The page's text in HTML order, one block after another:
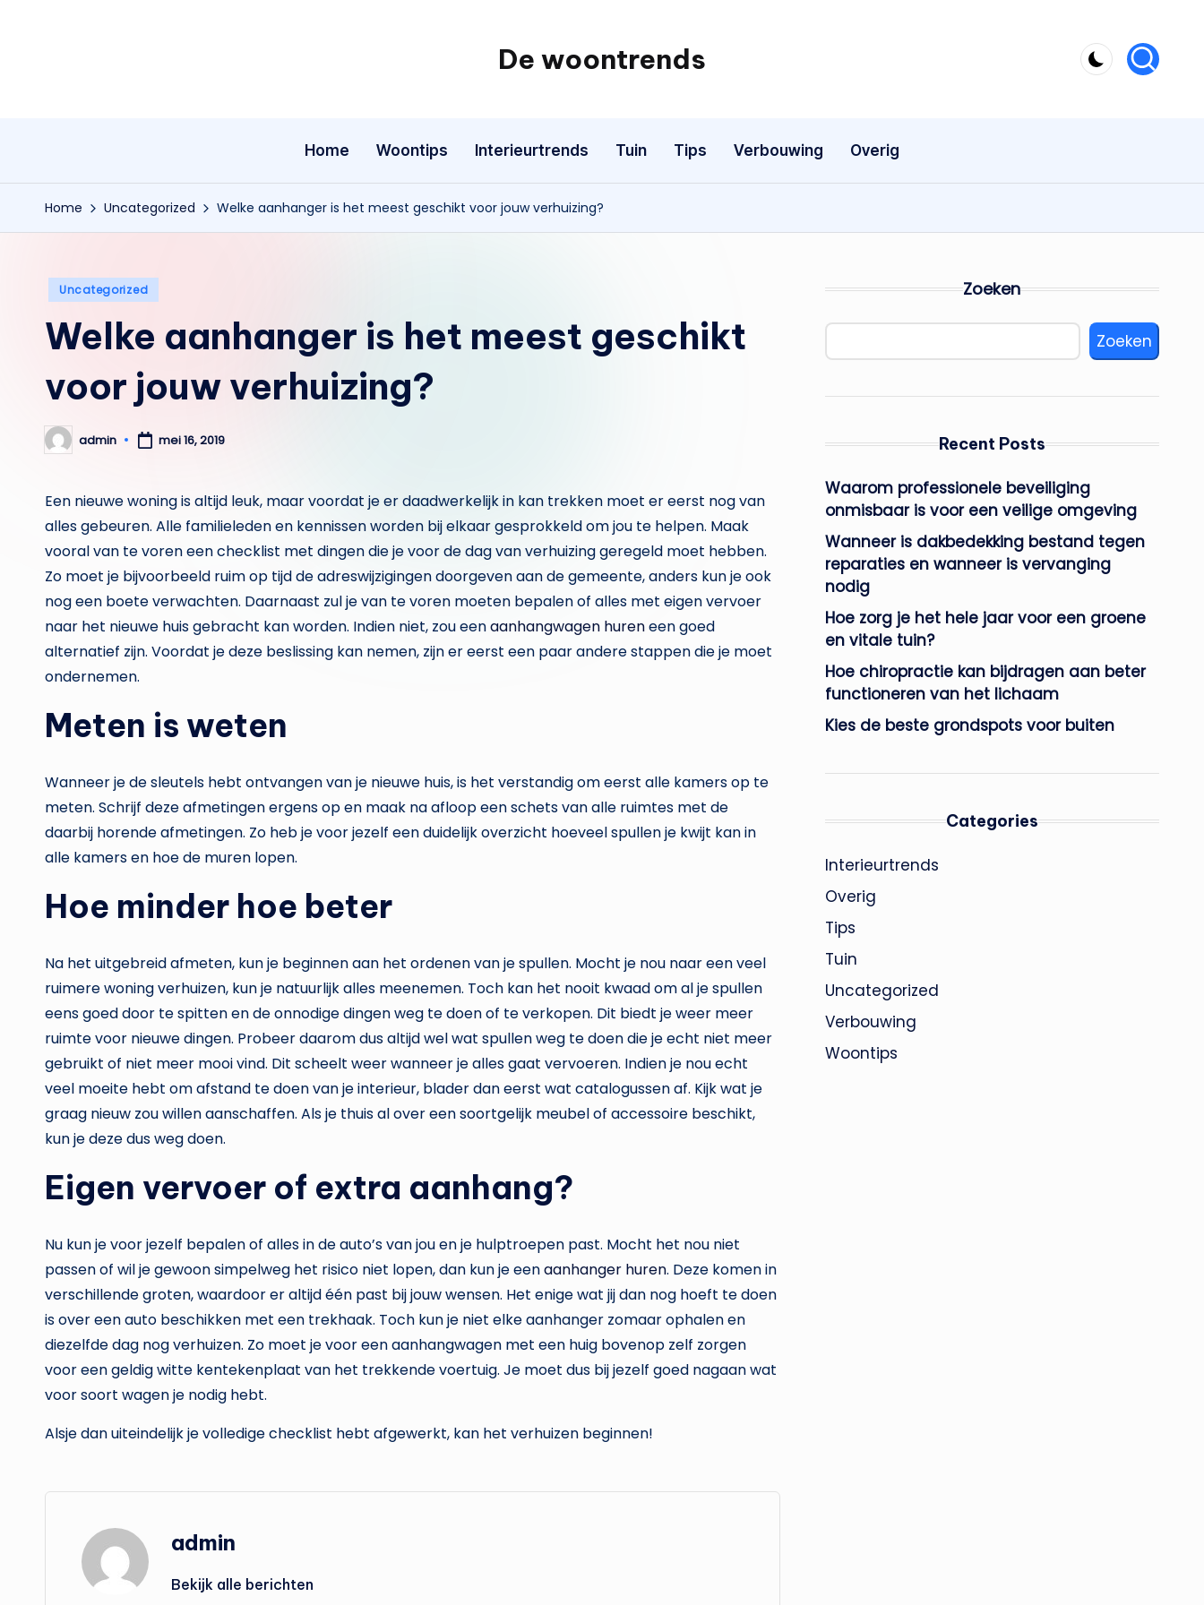
De woontrends
Interieur
blog
Home Woontips Interieurtrends Tuin Tips Verbouwing Overig
Home Uncategorized Welke aanhanger is het meest geschikt voor jouw verhuizing?
Geplaatst
Uncategorized
Welke aanhanger is het meest geschikt
voor jouw verhuizing?
Geplaatst
door
admin mei 16, 2019
Een nieuwe woning is altijd leuk, maar voordat je er daadwerkelijk in kan trekken moet er eerst nog van
alles gebeuren. Alle familieleden en kennissen worden bij elkaar gesprokkeld om jou te helpen. Maak
vooral van te voren een checklist met dingen die je voor de dag van verhuizing geregeld moet hebben.
Zo moet je bijvoorbeeld ruim op tijd de adreswijzigingen doorgeven aan de gemeente, anders kun je ook
nog een boete verwachten. Daarnaast zul je van te voren moeten bepalen of alles met eigen vervoer
naar het nieuwe huis gebracht kan worden. Indien niet, zou eenaanhangwagen hureneen goed
alternatief zijn. Voordat je deze beslissing kan nemen, zijn er eerst een paar andere stappen die je moet
ondernemen.
Meten is weten
Wanneer je de sleutels hebt ontvangen van je nieuwe huis, is het verstandig om eerst alle kamers op te
meten. Schrijf deze afmetingen ergens op en maak na afloop een schets van alle ruimtes met de
daarbij horende afmetingen. Zo heb je voor jezelf een duidelijk overzicht hoeveel spullen je kwijt kan in
alle kamers en hoe de muren lopen.
Hoe minder hoe beter
Na het uitgebreid afmeten, kun je beginnen aan het ordenen van je spullen. Mocht je nou naar een veel
ruimere woning verhuizen, kun je natuurlijk alles meenemen. Toch kan het nooit kwaad om al je spullen
eens goed door te spitten en de onnodige dingen weg te doen of te verkopen. Dit biedt je weer meer
ruimte voor nieuwe dingen. Probeer daarom dus altijd wel wat spullen weg te doen die je echt niet meer
gebruikt of niet meer mooi vind. Dit scheelt weer wanneer je alles gaat vervoeren. Indien je nou echt
veel moeite hebt om afstand te doen van je interieur, blader dan eerst wat catalogussen af. Kijk wat je
graag nieuw zou willen aanschaffen. Als je thuis al over een soortgelijk meubel of accessoire beschikt,
kun je deze dus weg doen.
Eigen vervoer of extra aanhang?
Nu kun je voor jezelf bepalen of alles in de auto’s van jou en je hulptroepen past. Mocht het nou niet
passen of wil je gewoon simpelweg het risico niet lopen, dan kun je eenaanhanger huren. Deze komen in
verschillende groten, waardoor er altijd één past bij jouw wensen. Het enige wat jij dan nog hoeft te doen
is over een auto beschikken met een trekhaak. Toch kun je niet elke aanhanger zomaar ophalen en
diezelfde dag nog verhuizen. Zo moet je voor een aanhangwagen met een huig bovenop zelf zorgen
voor een geldig witte kentekenplaat van het trekkende voertuig. Je moet dus bij jezelf goed nagaan wat
voor soort wagen je nodig hebt.
Alsje dan uiteindelijk je volledige checklist hebt afgewerkt, kan het verhuizen beginnen!
admin
Bekijk alle berichten
Zoeken
Zoeken
Recent Posts
Waarom professionele beveiliging
onmisbaar is voor een veilige omgeving
Wanneer is dakbedekking bestand tegen
reparaties en wanneer is vervanging
nodig
Hoe zorg je het hele jaar voor een groene
en vitale tuin?
Hoe chiropractie kan bijdragen aan beter
functioneren van het lichaam
Kies de beste grondspots voor buiten
Categories
Interieurtrends
Overig
Tips
Tuin
Uncategorized
Verbouwing
Woontips